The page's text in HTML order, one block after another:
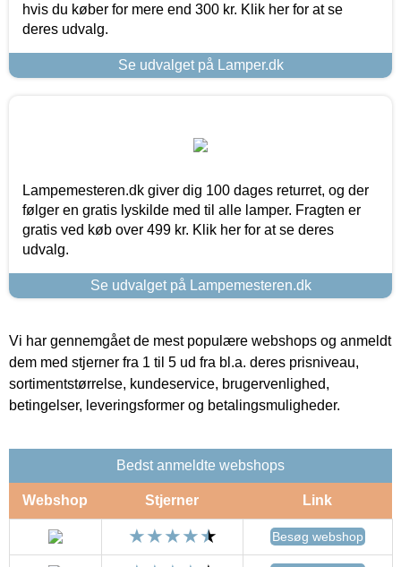
hvis du køber for mere end 300 kr. Klik her for at se
deres udvalg.
Se udvalget på Lamper.dk
Lampemesteren.dk giver dig 100 dages returret, og der
følger en gratis lyskilde med til alle lamper. Fragten er
gratis ved køb over 499 kr. Klik her for at se deres
udvalg.
Se udvalget på Lampemesteren.dk
Vi har gennemgået de mest populære webshops og anmeldt
dem med stjerner fra 1 til 5 ud fra bl.a. deres prisniveau,
sortimentstørrelse, kundeservice, brugervenlighed,
betingelser, leveringsformer og betalingsmuligheder.
Bedst anmeldte webshops
Webshop Stjerner Link
Besøg webshop